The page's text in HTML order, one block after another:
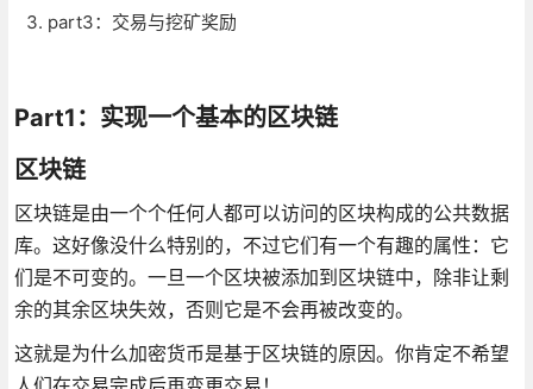
part3：交易与挖矿奖励
Part1：实现一个基本的区块链
区块链
区块链是由一个个任何人都可以访问的区块构成的公共数据
库。这好像没什么特别的，不过它们有一个有趣的属性：它
们是不可变的。一旦一个区块被添加到区块链中，除非让剩
余的其余区块失效，否则它是不会再被改变的。
这就是为什么加密货币是基于区块链的原因。你肯定不希望